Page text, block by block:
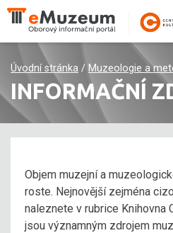
Úvodní stránka / Muzeologie a
INFORMAČNÍ
Objem muzejní a
roste. Nejnovější zejména
naleznete v rubrice Knihovna
jsou významným zdrojem